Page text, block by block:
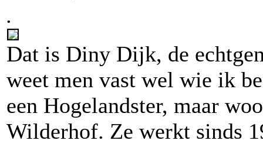
.
Dat is Diny Dijk, de
weet men vast wel wie ik
een Hogelandster, maar
Wilderhof. Ze werkt sinds